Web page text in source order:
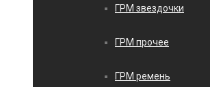
ГРМ звездочки
ГРМ прочее
ГРМ ремень